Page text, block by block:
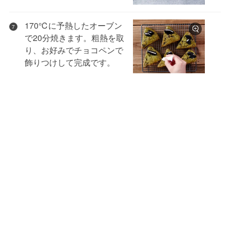
7
170℃に予熱したオーブン
で20分焼きます。粗熱を取
り、お好みでチョコペンで
飾りつけして完成です。